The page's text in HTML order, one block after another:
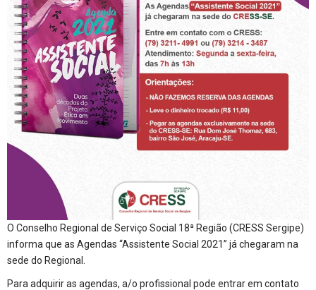
O Conselho Regional de Serviço Social 18ª Região (CRESS Sergipe)
informa que as Agendas “Assistente Social 2021” já chegaram na
sede do Regional.
Para adquirir as agendas, a/o profissional pode entrar em contato